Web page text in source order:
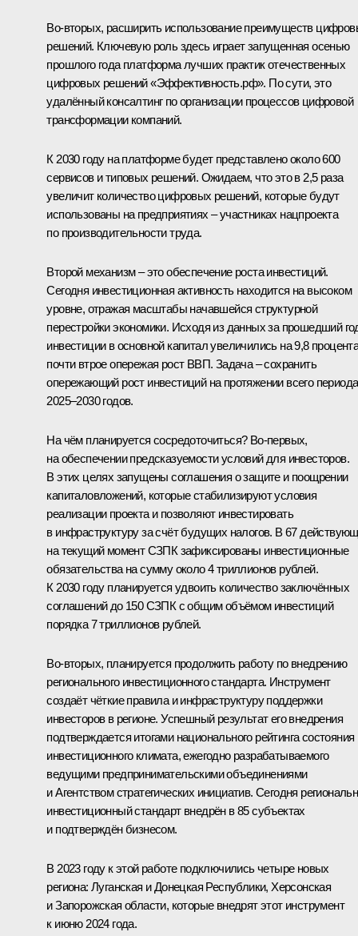
Во-вторых, расширить использование преимуществ
решений. Ключевую роль здесь играет запущенная осенью
прошлого года платформа лучших практик отечественных
цифровых решений «Эффективность.рф». По сути, это
удалённый консалтинг по организации процессов цифровой
трансформации компаний.
К 2030 году на платформе будет представлено около 600
сервисов и типовых решений. Ожидаем, что это в 2,5 раза
увеличит количество цифровых решений, которые будут
использованы на предприятиях – участниках нацпроекта
по производительности труда.
Второй механизм – это обеспечение роста инвестиций.
Сегодня инвестиционная активность находится на высоком
уровне, отражая масштабы начавшейся структурной
перестройки экономики. Исходя из данных за прошедший
инвестиции в основной капитал увеличились на 9,8
почти втрое опережая рост ВВП. Задача – сохранить
опережающий рост инвестиций на протяжении всего периода
2025–2030 годов.
На чём планируется сосредоточиться? Во-первых,
на обеспечении предсказуемости условий для инвесторов.
В этих целях запущены соглашения о защите и поощрении
капиталовложений, которые стабилизируют условия
реализации проекта и позволяют инвестировать
в инфраструктуру за счёт будущих налогов. В 67
на текущий момент СЗПК зафиксированы инвестиционные
обязательства на сумму около 4 триллионов рублей.
К 2030 году планируется удвоить количество заключённых
соглашений до 150 СЗПК с общим объёмом инвестиций
порядка 7 триллионов рублей.
Во-вторых, планируется продолжить работу по внедрению
регионального инвестиционного стандарта. Инструмент
создаёт чёткие правила и инфраструктуру поддержки
инвесторов в регионе. Успешный результат его внедрения
подтверждается итогами национального рейтинга состояния
инвестиционного климата, ежегодно разрабатываемого
ведущими предпринимательскими объединениями
и Агентством стратегических инициатив. Сегодня
инвестиционный стандарт внедрён в 85 субъектах
и подтверждён бизнесом.
В 2023 году к этой работе подключились четыре новых
региона: Луганская и Донецкая Республики, Херсонская
и Запорожская области, которые внедрят этот инструмент
к июню 2024 года.